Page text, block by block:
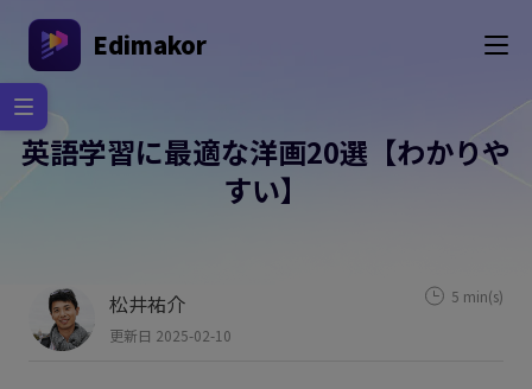
Edimakor
英語学習に最適な洋画20選【わかりや
すい】
松井祐介
更新日 2025-02-10
5 min(s)